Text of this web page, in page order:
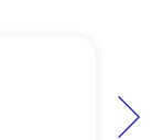
Další